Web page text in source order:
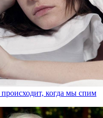
когда мы спим